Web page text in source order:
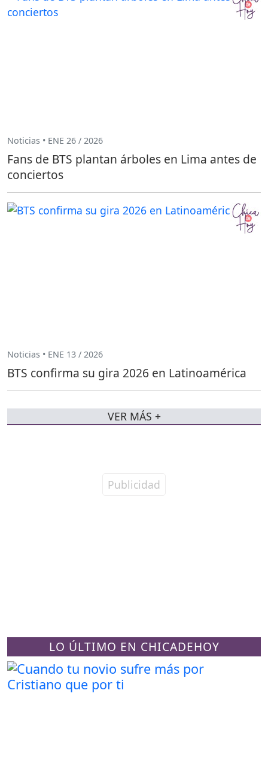
LO ÚLTIMO EN CHICADEHOY
Noticias • ENE 26 / 2026
Fans de BTS plantan árboles en Lima antes de
conciertos
Noticias • ENE 13 / 2026
BTS confirma su gira 2026 en Latinoamérica
VER MÁS +